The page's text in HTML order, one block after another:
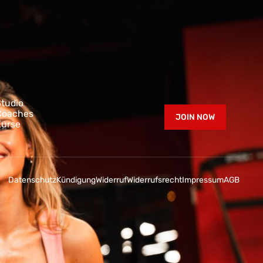
JOIN NOW
DatenschutzKündigungWiderrufWiderrufsrechtImpressumAGB